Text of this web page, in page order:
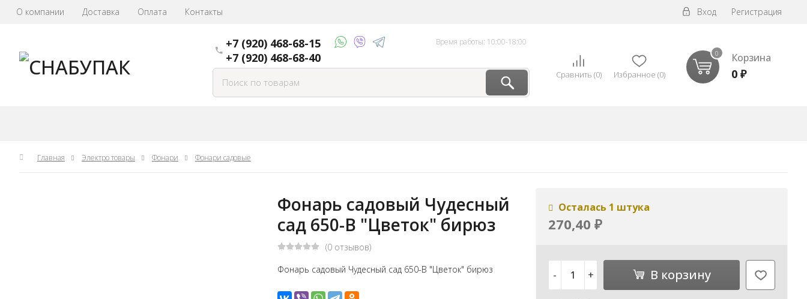
О компании Доставка Оплата Контакты Вход Регистрация
+7 (920) 468-68-15
+7 (920) 468-68-40
Время работы: 10:00-18:00
Сравнить (0) Избранное (0)
0 Корзина
0 ₽
Главная Электро товары Фонари Фонари садовые
Фонарь садовый Чудесный
сад 650-В "Цветок" бирюз
(0 отзывов)
Фонарь садовый Чудесный сад 650-В "Цветок" бирюз
Осталась 1 штука
270,40 ₽
- + В корзину